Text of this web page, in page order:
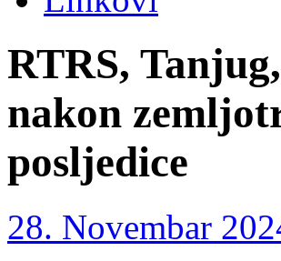
RTRS,
nakon
posljedice
28. Novembar